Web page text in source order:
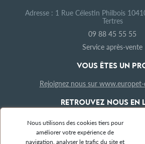
Adresse : 1 Rue Célestin Philbois
Tertres
09 88 45 55 55
Service après-vente
VOUS ÊTES UN
Rejoignez nous sur
RETROUVEZ NOUS EN
Nous utilisons des cookies tiers pour
améliorer votre expérience de
navigation, analyser le trafic du site et